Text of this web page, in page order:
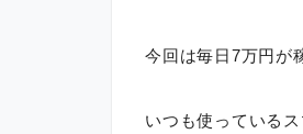
今回は毎日7万円が
いつも使っている